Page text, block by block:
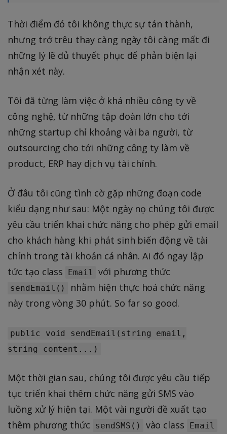
Thời điểm đó tôi không thực sự tán thành,
nhưng trớ trêu thay càng ngày tôi càng mất đi
những lý lẽ đủ thuyết phục để phản biện lại
nhận xét này.
Tôi đã từng làm việc ở khá nhiều công ty về
công nghệ, từ những tập đoàn lớn cho tới
những startup chỉ khoảng vài ba người, từ
outsourcing cho tới những công ty làm về
product, ERP hay dịch vụ tài chính.
Ở đâu tôi cũng tình cờ gặp những đoạn code
kiểu dạng như sau: Một ngày nọ chúng tôi được
yêu cầu triển khai chức năng cho phép gửi email
cho khách hàng khi phát sinh biến động về tài
chính trong tài khoản cá nhân. Ai đó ngay lập
tức tạo class
Email với phương thức
sendEmail()
nhằm hiện thực hoá chức năng
này trong vòng 30 phút. So far so good.
public void sendEmail(string email,
string content...)
Một thời gian sau, chúng tôi được yêu cầu tiếp
tục triển khai thêm chức năng gửi SMS vào
luồng xử lý hiện tại. Một vài người đề xuất tạo
thêm phương thức
sendSMS() vào class Email